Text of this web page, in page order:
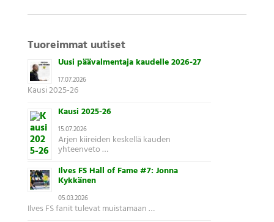
Tuoreimmat uutiset
Uusi päävalmentaja kaudelle 2026-27
17.07.2026
Kausi 2025-26
Kausi 2025-26
15.07.2026
Arjen kiireiden keskellä kauden
yhteenveto …
Ilves FS Hall of Fame #7: Jonna
Kykkänen
05.03.2026
Ilves FS fanit tulevat muistamaan …